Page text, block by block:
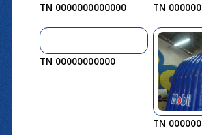
TN 0000000000000 TN
TN 00000000000
TN